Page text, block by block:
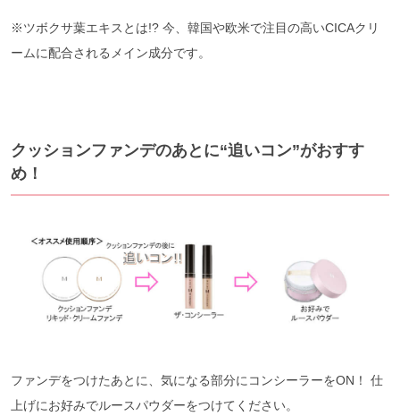
※ツボクサ葉エキスとは!? 今、韓国や欧米で注目の高いCICAクリ
ームに配合されるメイン成分です。
クッションファンデのあとに“追いコン”がおすす
め！
ファンデをつけたあとに、気になる部分にコンシーラーをON！ 仕
上げにお好みでルースパウダーをつけてください。